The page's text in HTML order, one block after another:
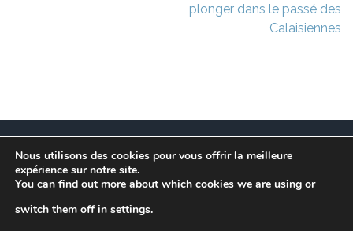
plonger dans le passé des
Calaisiennes
Ce site est à l’initiative de l’association des Maires
Franciliens dans un but de recherche et de conservation
des informations et données disparues des communes
de l’Île-de-France. Suivez les actuallité sur le
Nous utilisons des cookies pour vous offrir la meilleure
expérience sur notre site.
You can find out more about which cookies we are using or
switch them off in settings.